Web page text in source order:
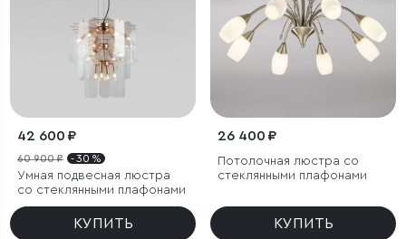
42 600 ₽
60 900 ₽ - 30 %
Умная подвесная люстра
со стеклянными плафонами
КУПИТЬ
26 400 ₽
Потолочная люстра со
стеклянными плафонами
КУПИТЬ